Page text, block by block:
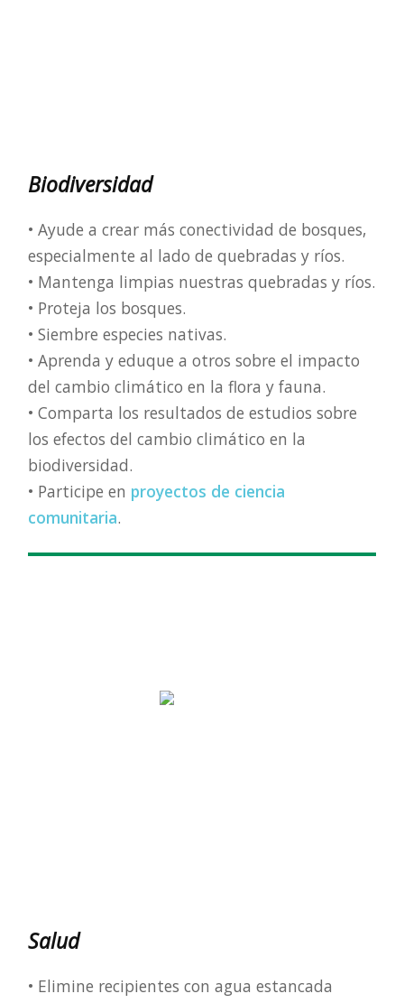
Biodiversidad
• Ayude a crear más conectividad de bosques,
especialmente al lado de quebradas y ríos.
• Mantenga limpias nuestras quebradas y ríos.
• Proteja los bosques.
• Siembre especies nativas.
• Aprenda y eduque a otros sobre el impacto
del cambio climático en la flora y fauna.
• Comparta los resultados de estudios sobre
los efectos del cambio climático en la
biodiversidad.
• Participe en proyectos de ciencia
comunitaria.
Salud
• Elimine recipientes con agua estancada